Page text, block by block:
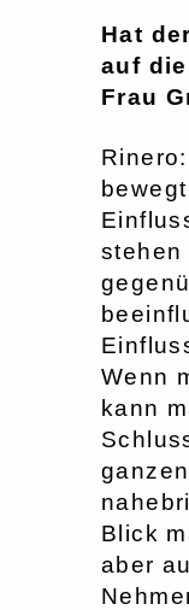
Hat
auf
Frau
stehen
Wenn
kann
Blick
aber